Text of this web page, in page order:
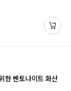
한 벤토나이트 화산